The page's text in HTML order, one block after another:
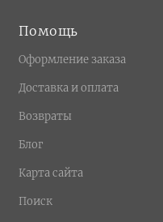
Помощь
Оформление заказа
Доставка и оплата
Возвраты
Блог
Карта сайта
Поиск